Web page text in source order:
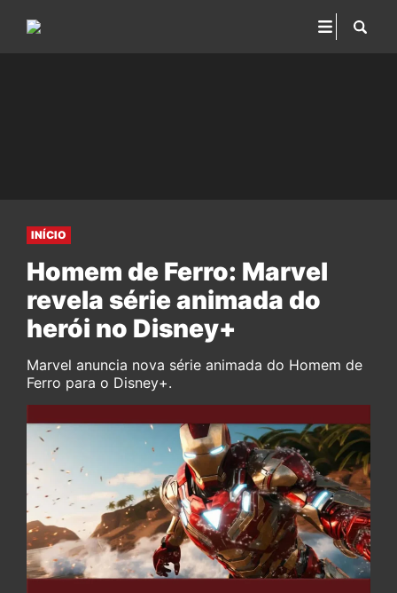
INÍCIO
Homem de Ferro: Marvel
revela série animada do
herói no Disney+
Marvel anuncia nova série animada do Homem de
Ferro para o Disney+.